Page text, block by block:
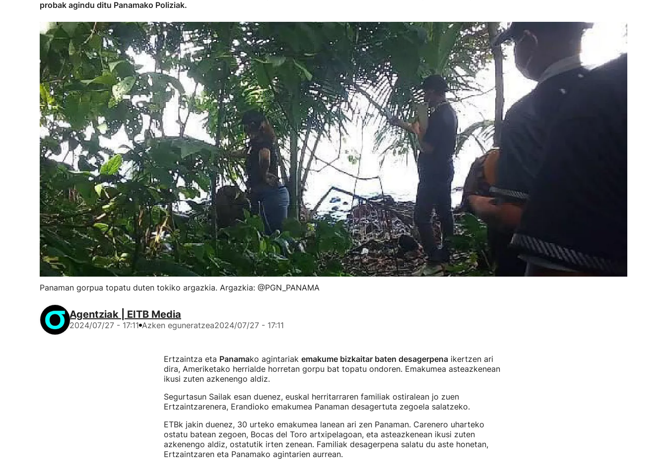
probak agindu ditu Panamako Poliziak.
Panaman gorpua topatu duten tokiko argazkia. Argazkia: @PGN_PANAMA
Agentziak | EITB Media
2024/07/27 - 17:11 Azken eguneratzea2024/07/27 - 17:11
Ertzaintza eta Panamako agintariak emakume bizkaitar baten desagerpenaikertzen ari
dira, Ameriketako herrialde horretan gorpu bat topatu ondoren. Emakumea asteazkenean
ikusi zuten azkenengo aldiz.
Segurtasun Sailak esan duenez, euskal herritarraren familiak ostiralean jo zuen
Ertzaintzarenera, Erandioko emakumea Panaman desagertuta zegoela salatzeko.
ETBk jakin duenez, 30 urteko emakumea lanean ari zen Panaman. Carenero uharteko
ostatu batean zegoen, Bocas del Toro artxipelagoan, eta asteazkenean ikusi zuten
azkenengo aldiz, ostatutik irten zenean. Familiak desagerpena salatu du aste honetan,
Ertzaintzaren eta Panamako agintarien aurrean.